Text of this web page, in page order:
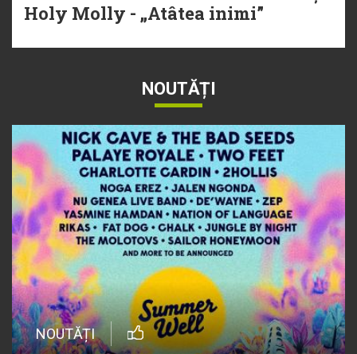
Holy Molly - „Atâtea inimi”
NOUTĂȚI
NOUTĂȚI